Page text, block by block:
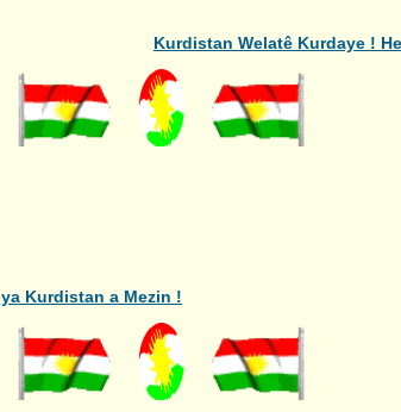
Kurdistan Welatê
Piroje ya Kurdistan a Mezin !